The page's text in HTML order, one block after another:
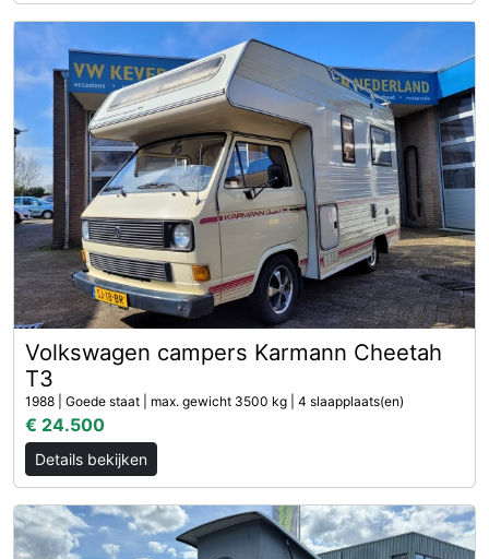
Volkswagen campers Karmann Cheetah
T3
1988 | Goede staat | max. gewicht 3500 kg | 4 slaapplaats(en)
€ 24.500
Details bekijken